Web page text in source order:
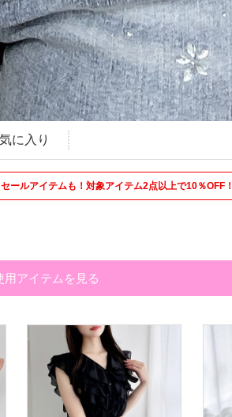
に入り
ールアイテムも！対象アイテム2点以上で10％OFF！
用アイテムを見る